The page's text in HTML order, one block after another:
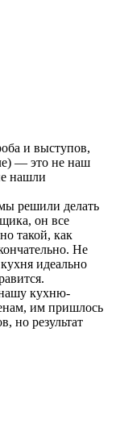
и выступов,
— это не наш
нашли
решили делать
он все
такой, как
Не
идеально
кухню-
им пришлось
но результат